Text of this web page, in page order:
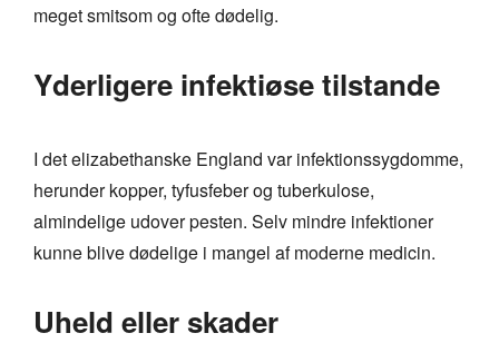
meget smitsom og ofte dødelig.
Yderligere infektiøse tilstande
I det elizabethanske England var infektionssygdomme,
herunder kopper, tyfusfeber og tuberkulose,
almindelige udover pesten. Selv mindre infektioner
kunne blive dødelige i mangel af moderne medicin.
Uheld eller skader